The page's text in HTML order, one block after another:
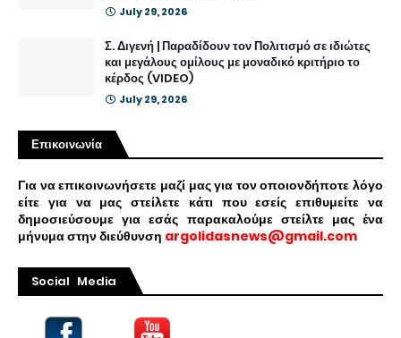
July 29, 2026
Σ. Διγενή | Παραδίδουν τον Πολιτισμό σε ιδιώτες
και μεγάλους ομίλους με μοναδικό κριτήριο το
κέρδος (VIDEO)
July 29, 2026
Επικοινωνία
Για να επικοινωνήσετε μαζί μας για τον οποιονδήποτε λόγο
είτε για να μας στείλετε κάτι που εσείς επιθυμείτε να
δημοσιεύσουμε για εσάς παρακαλούμε στείλτε μας ένα
μήνυμα στην διεύθυνση argolidasnews@gmail.com
Social Media